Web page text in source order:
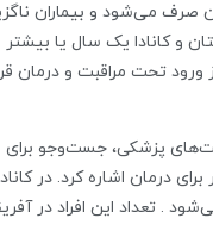
صرف می‌شود و بیماران
و کانادا یک سال یا بیشتر
ورود تحت مراقبت و درمان
پزشکی، جست‌و‌جو برای
درمان اشاره کرد. در
رکوردی در جهان محسوب می‌شود . تعداد این افراد در